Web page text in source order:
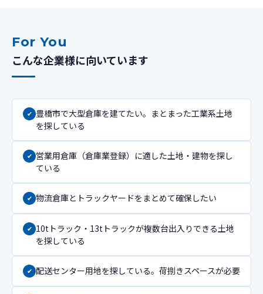
For You
こんな企業様に向いています
豊橋市で大型倉庫を建てたい。まとまった工業系土地
を探している
営業用倉庫（倉庫業登録）に適した土地・建物を探し
ている
物流倉庫とトラックヤードをまとめて確保したい
10tトラック・13tトラックが複数台出入りできる土地
を探している
配送センター用地を探している。荷捌きスペースが必要